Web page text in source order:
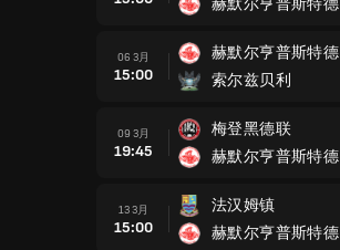
06 3月
15:00
赫默尔亨普斯特德
索尔兹贝利
09 3月
19:45
梅登黑德联
赫默尔亨普斯特德
13 3月
15:00
法汉姆镇
赫默尔亨普斯特德